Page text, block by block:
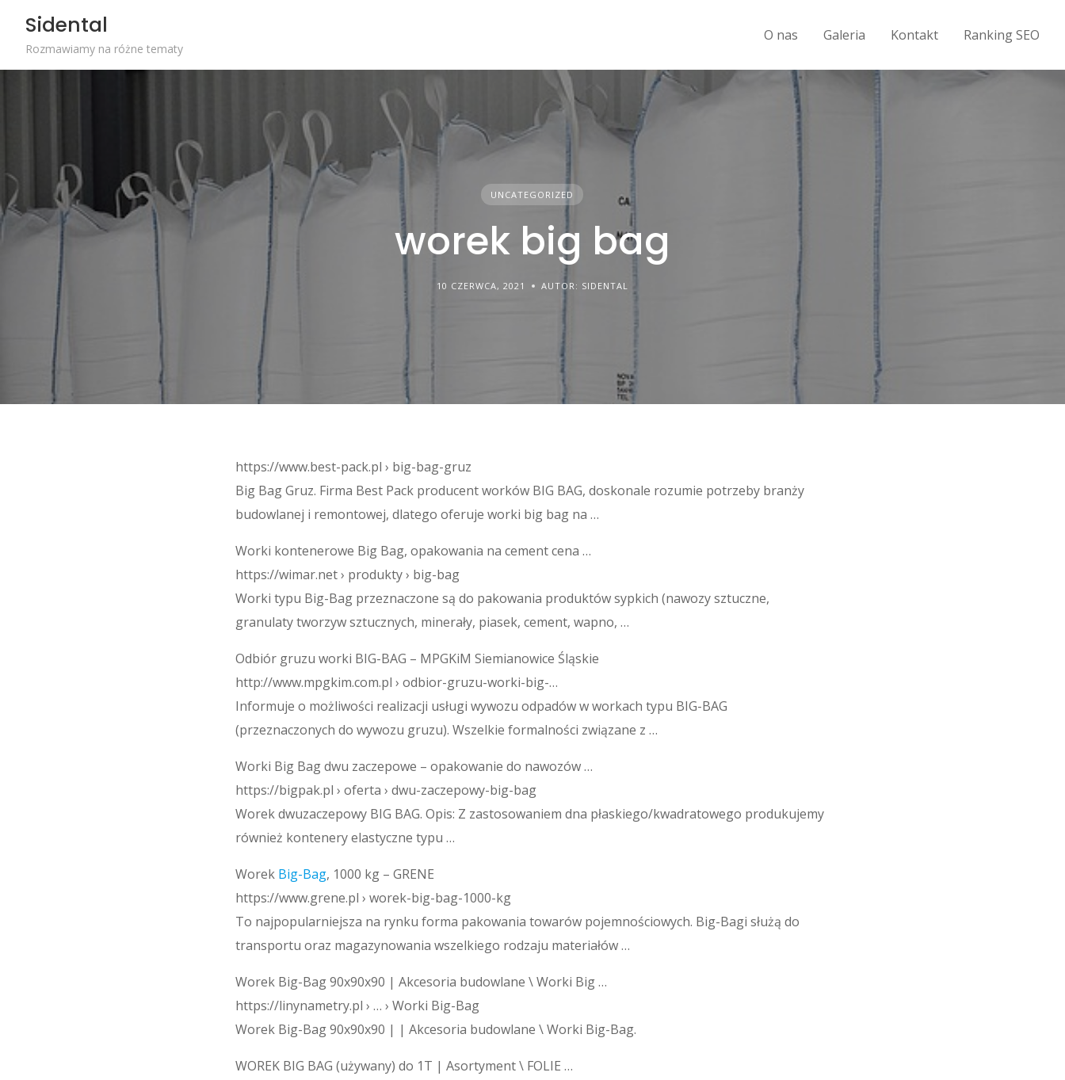
content
Sidental
Rozmawiamy na różne tematy
O nas Galeria Kontakt Ranking SEO
UNCATEGORIZED
worek big bag
10 CZERWCA, 2021 AUTOR: SIDENTAL
https://www.best-pack.pl › big-bag-gruz
Big Bag Gruz. Firma Best Pack producent worków BIG BAG, doskonale rozumie potrzeby branży
budowlanej i remontowej, dlatego oferuje worki big bag na …
Worki kontenerowe Big Bag, opakowania na cement cena …
https://wimar.net › produkty › big-bag
Worki typu Big-Bag przeznaczone są do pakowania produktów sypkich (nawozy sztuczne,
granulaty tworzyw sztucznych, minerały, piasek, cement, wapno, …
Odbiór gruzu worki BIG-BAG – MPGKiM Siemianowice Śląskie
http://www.mpgkim.com.pl › odbior-gruzu-worki-big-…
Informuje o możliwości realizacji usługi wywozu odpadów w workach typu BIG-​BAG
(przeznaczonych do wywozu gruzu). Wszelkie formalności związane z …
Worki Big Bag dwu zaczepowe – opakowanie do nawozów …
https://bigpak.pl › oferta › dwu-zaczepowy-big-bag
Worek dwuzaczepowy BIG BAG. Opis: Z zastosowaniem dna płaskiego/​kwadratowego produkujemy
również kontenery elastyczne typu …
Worek Big-Bag, 1000 kg – GRENE
https://www.grene.pl › worek-big-bag-1000-kg
To najpopularniejsza na rynku forma pakowania towarów pojemnościowych. Big-​Bagi służą do
transportu oraz magazynowania wszelkiego rodzaju materiałów …
Worek Big-Bag 90x90x90 | Akcesoria budowlane \ Worki Big …
https://linynametry.pl › … › Worki Big-Bag
Worek Big-Bag 90x90x90 | | Akcesoria budowlane \ Worki Big-Bag.
WOREK BIG BAG (używany) do 1T | Asortyment \ FOLIE …